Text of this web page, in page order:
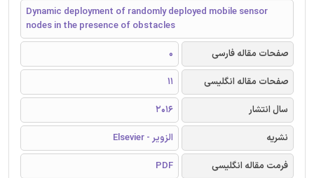
Dynamic deployment of randomly deployed mobile sensor
nodes in the presence of obstacles
صفحات مقاله فارسی
0
صفحات مقاله انگلیسی
11
سال انتشار
2016
نشریه
الزویر - Elsevier
فرمت مقاله انگلیسی
PDF